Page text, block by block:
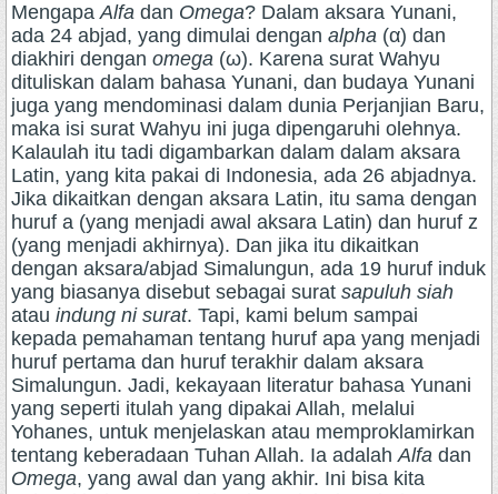
MengapaAlfa dan Omega? Dalam aksara Yunani,
ada 24 abjad, yang dimulai dengan alpha (α) dan
diakhiri dengan omega (ω). Karena surat Wahyu
dituliskan dalam bahasa Yunani, dan budaya Yunani
juga yang mendominasi dalam dunia Perjanjian Baru,
maka isi surat Wahyu ini juga dipengaruhi olehnya.
Kalaulah itu tadi digambarkan dalam dalam aksara
Latin, yang kita pakai di Indonesia, ada 26 abjadnya.
Jika dikaitkan dengan aksara Latin, itu sama dengan
huruf a (yang menjadi awal aksara Latin) dan huruf z
(yang menjadi akhirnya). Dan jika itu dikaitkan
dengan aksara/abjad Simalungun, ada 19 huruf induk
yang biasanya disebut sebagai surat sapuluh siah
atau indung ni surat. Tapi, kami belum sampai
kepada pemahaman tentang huruf apa yang menjadi
huruf pertama dan huruf terakhir dalam aksara
Simalungun. Jadi, kekayaan literatur bahasa Yunani
yang seperti itulah yang dipakai Allah, melalui
Yohanes, untuk menjelaskan atau memproklamirkan
tentang keberadaan Tuhan Allah. Ia adalahAlfa dan
Omega, yang awal dan yang akhir. Ini bisa kita